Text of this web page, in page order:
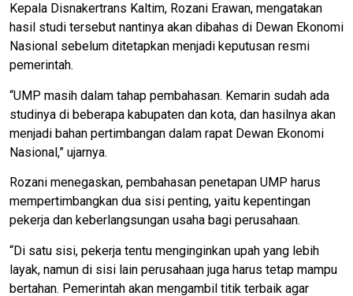
Kepala Disnakertrans Kaltim, Rozani Erawan, mengatakan
hasil studi tersebut nantinya akan dibahas di Dewan Ekonomi
Nasional sebelum ditetapkan menjadi keputusan resmi
pemerintah.
“UMP masih dalam tahap pembahasan. Kemarin sudah ada
studinya di beberapa kabupaten dan kota, dan hasilnya akan
menjadi bahan pertimbangan dalam rapat Dewan Ekonomi
Nasional,” ujarnya.
Rozani menegaskan, pembahasan penetapan UMP harus
mempertimbangkan dua sisi penting, yaitu kepentingan
pekerja dan keberlangsungan usaha bagi perusahaan.
“Di satu sisi, pekerja tentu menginginkan upah yang lebih
layak, namun di sisi lain perusahaan juga harus tetap mampu
bertahan. Pemerintah akan mengambil titik terbaik agar